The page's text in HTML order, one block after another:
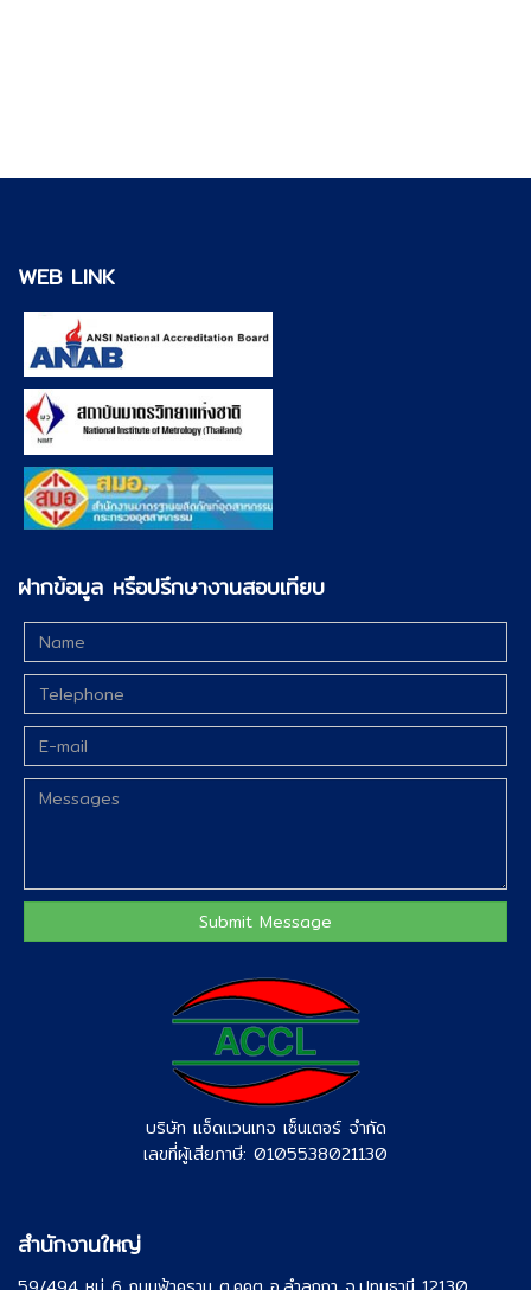
WEB LINK
ฝากข้อมูล หรือปรึกษางานสอบเทียบ
บริษัท แอ็ดแวนเทจ เซ็นเตอร์ จำกัด
เลขที่ผู้เสียภาษี: 0105538021130
สำนักงานใหญ่